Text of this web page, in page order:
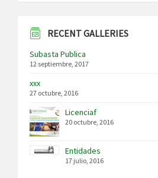
RECENT GALLERIES
Subasta Publica
12 septiembre, 2017
xxx
27 octubre, 2016
Licenciaf
20 octubre, 2016
Entidades
17 julio, 2016